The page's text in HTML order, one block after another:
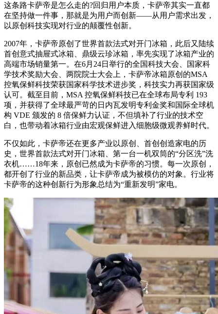
这条路卡萨帝是怎么走的?回归用户本质，卡萨帝其实一直都
在坚持做一件事，那就是为用户而创新——从用户需求出发，
以原创科技实现对行业的颠覆性创新。
2007年，卡萨帝原创了世界首款法式对开门冰箱，此后又陆续
首创意式抽屉式冰箱、鼎级云珍冰箱，率先实现了冰箱产业的
高端市场销量第一。在6月24日举行的全国科技大会、国家科
学技术奖励大会、两院院士大会上，卡萨帝冰箱原创的MSA
控氧保鲜科技荣获国家科学技术进步奖，科技实力再获国家级
认可。截至目前，MSA 控氧保鲜科技已在全球布局专利 193
项，并获得了全球最严苛的日内瓦发明专利金奖和国际全球机
构 VDE 颁发的 8 倍保鲜力认证，不但填补了行业的技术空
白，也带动着冰箱行业由宏观保鲜进入细胞级微观养鲜时代。
不仅如此，卡萨帝还在更多产业以原创、首创创造家电的历
史，世界首款法式对开门冰箱、第一台一机双筒的“分区洗”洗
衣机……18年来，原创已然成为卡萨帝的习惯。每一次原创，
都开创了行业的新品类，让卡萨帝成为被模仿的对象。行业将
卡萨帝的这种创新行为形象总结为“重新发明”家电。